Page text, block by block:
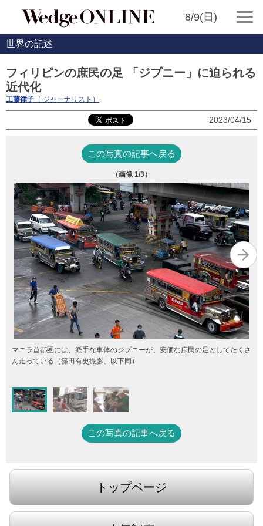
8/9(日)
世界の記述
フィリピンの庶民の足 「ジプニー」に迫られる
近代化
工藤律子 （ ジャーナリスト）
2023/04/15
この写真の記事へ戻る
（画像 1/3）
マニラ首都圏には、派手な車体のジプニーが、安価な庶民の足としてたくさ
ん走っている（篠田有史撮影、以下同）
この写真の記事へ戻る
トップページ